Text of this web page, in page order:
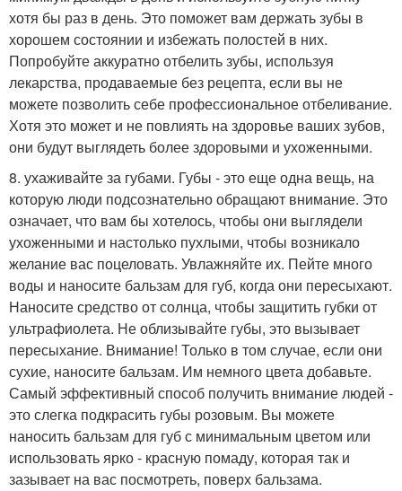
хотя бы раз в день. Это поможет вам держать зубы в
хорошем состоянии и избежать полостей в них.
Попробуйте аккуратно отбелить зубы, используя
лекарства, продаваемые без рецепта, если вы не
можете позволить себе профессиональное отбеливание.
Хотя это может и не повлиять на здоровье ваших зубов,
они будут выглядеть более здоровыми и ухоженными.
8. ухаживайте за губами. Губы - это еще одна вещь, на
которую люди подсознательно обращают внимание. Это
означает, что вам бы хотелось, чтобы они выглядели
ухоженными и настолько пухлыми, чтобы возникало
желание вас поцеловать. Увлажняйте их. Пейте много
воды и наносите бальзам для губ, когда они пересыхают.
Наносите средство от солнца, чтобы защитить губки от
ультрафиолета. Не облизывайте губы, это вызывает
пересыхание. Внимание! Только в том случае, если они
сухие, наносите бальзам. Им немного цвета добавьте.
Самый эффективный способ получить внимание людей -
это слегка подкрасить губы розовым. Вы можете
наносить бальзам для губ с минимальным цветом или
использовать ярко - красную помаду, которая так и
зазывает на вас посмотреть, поверх бальзама.